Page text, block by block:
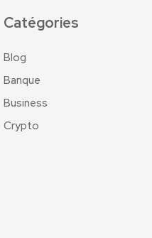
Catégories
Blog
Banque
Business
Crypto